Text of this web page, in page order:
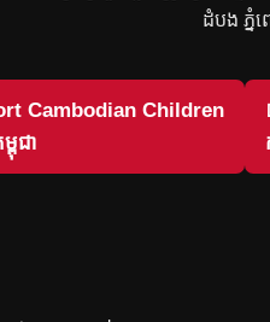
ដំបង ភ្នំ
Cambodian Children
ពុជា